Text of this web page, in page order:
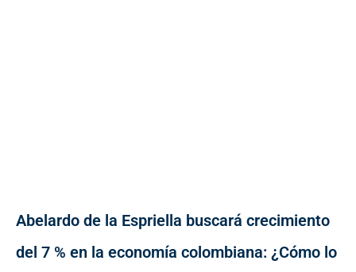
Abelardo de la Espriella buscará crecimiento
del 7 % en la economía colombiana: ¿Cómo lo